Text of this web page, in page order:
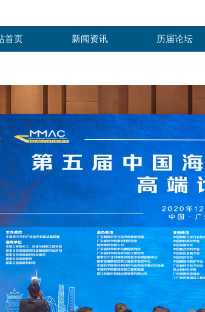
首页 新闻资讯 历届论坛
诚信优